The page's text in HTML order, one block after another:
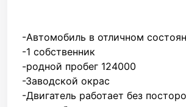
-Автомобиль в отличном
-1 собственник
-родной пробег 124000
-Заводской окрас
-Двигатель работает без